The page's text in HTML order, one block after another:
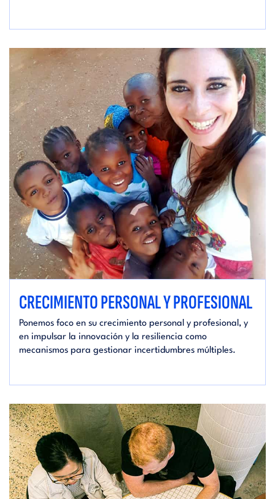
CRECIMIENTO PERSONAL Y PROFESIONAL
Ponemos foco en su crecimiento personal y profesional, y
en impulsar la innovación y la resiliencia como
mecanismos para gestionar incertidumbres múltiples.